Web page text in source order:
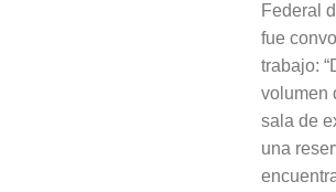
Federal
fue
trabajo:
volumen
sala de
una